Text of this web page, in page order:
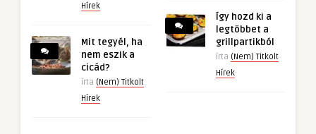
Hírek
Mit tegyél, ha
nem eszik a
cicád?
írta (Nem) Titkolt
Hírek
Így hozd ki a
legtöbbet a
grillpartikból
írta (Nem) Titkolt
Hírek